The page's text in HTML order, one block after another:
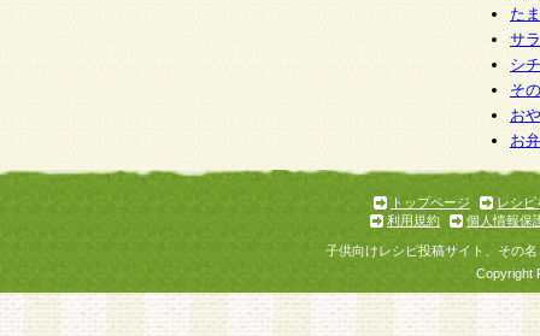
た
サ
シ
そ
お
お
トップページ
レシピ
利用規約
個人情報保
子供向けレシピ投稿サイト、その
Copyright